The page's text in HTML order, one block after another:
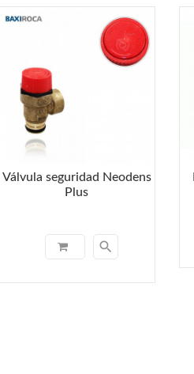
Válvula seguridad Neodens
Plus
search